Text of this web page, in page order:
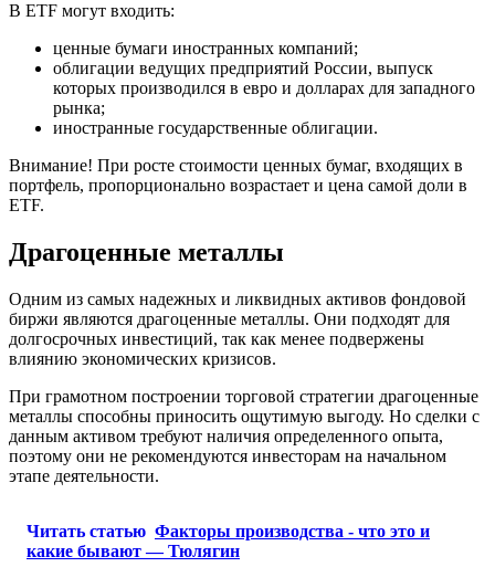
В ETF могут входить:
ценные бумаги иностранных компаний;
облигации ведущих предприятий России, выпуск
которых производился в евро и долларах для западного
рынка;
иностранные государственные облигации.
Внимание! При росте стоимости ценных бумаг, входящих в
портфель, пропорционально возрастает и цена самой доли в
ETF.
Драгоценные металлы
Одним из самых надежных и ликвидных активов фондовой
биржи являются драгоценные металлы. Они подходят для
долгосрочных инвестиций, так как менее подвержены
влиянию экономических кризисов.
При грамотном построении торговой стратегии драгоценные
металлы способны приносить ощутимую выгоду. Но сделки с
данным активом требуют наличия определенного опыта,
поэтому они не рекомендуются инвесторам на начальном
этапе деятельности.
Читать статью Факторы производства - что это и
какие бывают — Тюлягин